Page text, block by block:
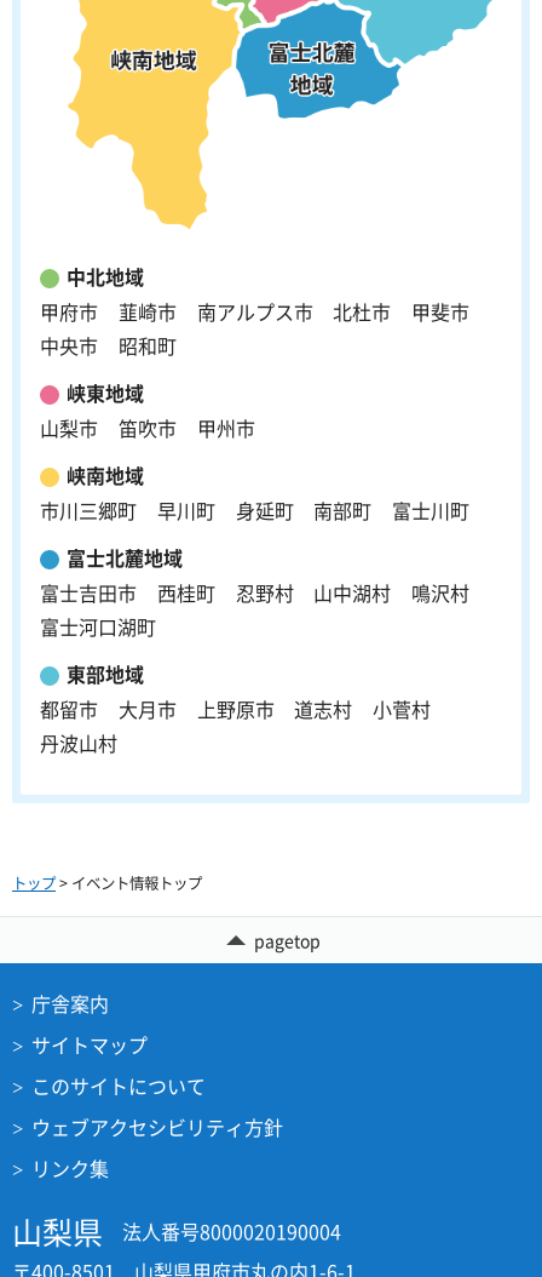
中北地域
甲府市
韮崎市 南アルプス市 北杜市
甲斐市
中央市
昭和町
峡東地域
山梨市
笛吹市
甲州市
峡南地域
市川三郷町
早川町 身延町 南部町
富士川町
富士北麓地域
富士吉田市
西桂町 忍野村 山中湖村
鳴沢村
富士河口湖町
東部地域
都留市
大月市 上野原市 道志村
小菅村
丹波山村
トップ> イベント情報トップ
pagetop
庁舎案内
サイトマップ
このサイトについて
ウェブアクセシビリティ方針
リンク集
山梨県
法人番号8000020190004
〒400-8501 山梨県甲府市丸の内1-6-1